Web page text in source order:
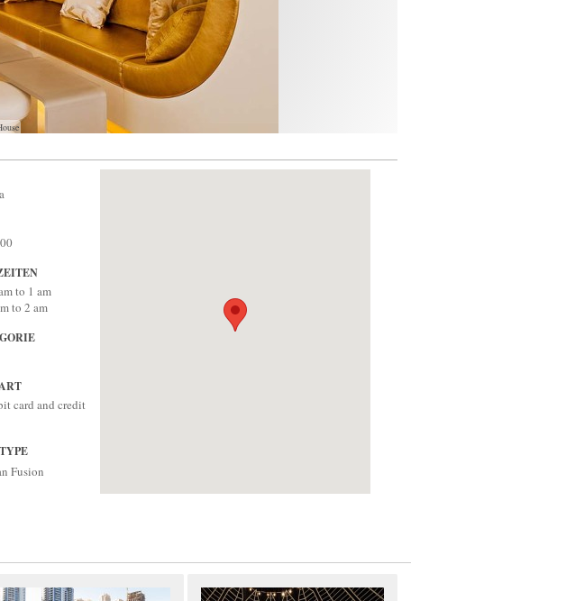
to 1 am
to 2 am
card and credit
Fusion